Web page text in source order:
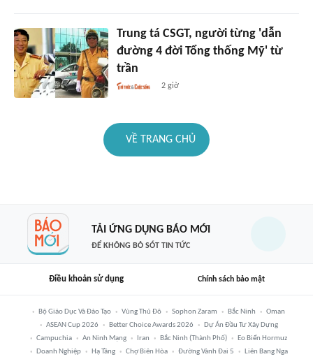
Trung tá CSGT, người từng 'dẫn
đường 4 đời Tổng thống Mỹ' từ
trần
2 giờ
VỀ TRANG CHỦ
TẢI ỨNG DỤNG BÁO MỚI
ĐỂ KHÔNG BỎ SÓT TIN TỨC
Điều khoản sử dụng Chính sách bảo mật
Bộ Giáo Dục Và Đào Tạo Vùng Thủ Đô Sophon Zaram Bắc Ninh
Oman
ASEAN Cup 2026
Better Choice Awards 2026
Dự Án Đầu Tư Xây Dựng
Campuchia
An Ninh Mạng Iran Bắc Ninh (thành Phố)
Eo Biển Hormuz
Doanh Nghiệp
Hạ Tầng Chợ Biên Hòa Đường Vành Đai 5 Liên Bang Nga